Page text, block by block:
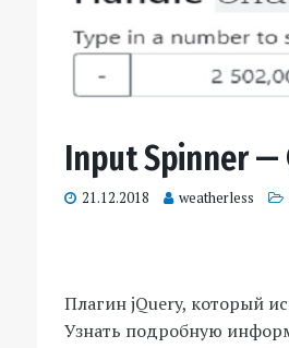
Input Spinner —
21.12.2018 weatherless
Плагин jQuery, который
Узнать подробную